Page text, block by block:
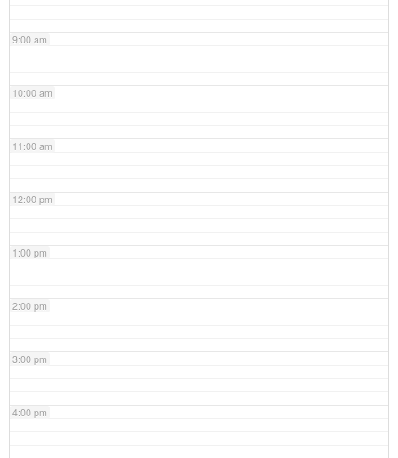
9:00 am
10:00 am
11:00 am
12:00 pm
1:00 pm
2:00 pm
3:00 pm
4:00 pm